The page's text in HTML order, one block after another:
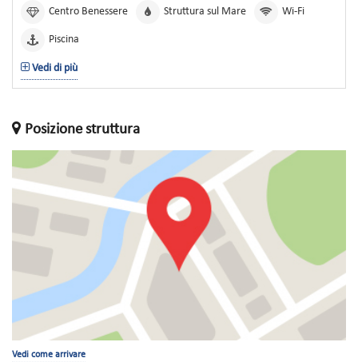
Centro Benessere Struttura sul Mare Wi-Fi
Piscina
Vedi di più
Posizione struttura
Vedi come arrivare